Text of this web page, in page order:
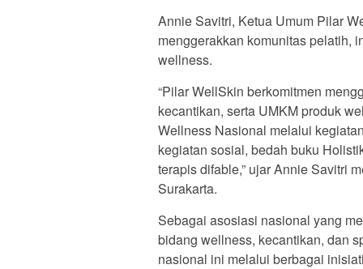
Annie Savitri, Ketua Umum Pilar
menggerakkan komunitas pelatih,
wellness.
“Pilar WellSkin berkomitmen
kecantikan, serta UMKM produk
Wellness Nasional melalui
kegiatan sosial, bedah buku
terapis difable,” ujar Annie Savitri
Surakarta.
Sebagai asosiasi nasional yang
bidang wellness, kecantikan, dan
nasional ini melalui berbagai